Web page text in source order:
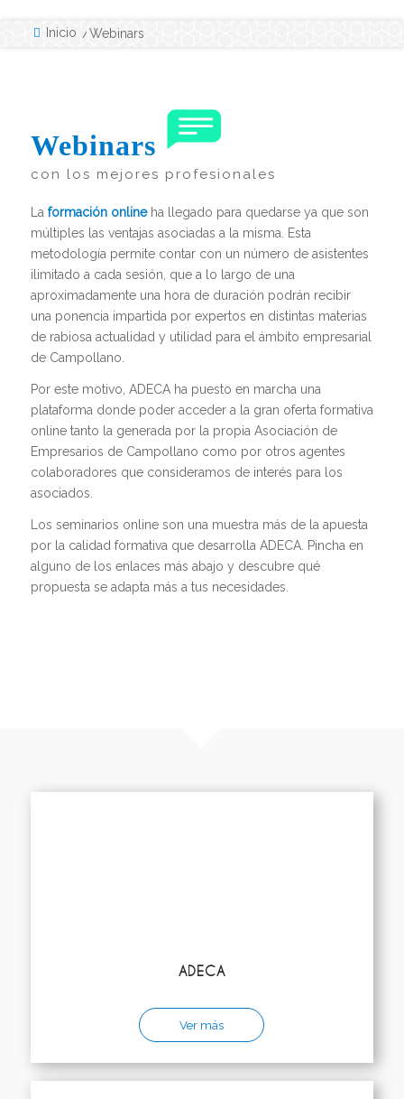
Inicio /Webinars
Webinars
con los mejores profesionales
Laformación onlineha llegado para quedarse ya que son
múltiples las ventajas asociadas a la misma. Esta
metodología permite contar con un número de asistentes
ilimitado a cada sesión, que a lo largo de una
aproximadamente una hora de duración podrán recibir
una ponencia impartida por expertos en distintas materias
de rabiosa actualidad y utilidad para el ámbito empresarial
de Campollano.
Por este motivo, ADECA ha puesto en marcha una
plataforma donde poder acceder a la gran oferta formativa
online tanto la generada por la propia Asociación de
Empresarios de Campollano como por otros agentes
colaboradores que consideramos de interés para los
asociados.
Los seminarios online son una muestra más de la apuesta
por la calidad formativa que desarrolla ADECA. Pincha en
alguno de los enlaces más abajo y descubre qué
propuesta se adapta más a tus necesidades.
ADECA
Ver más